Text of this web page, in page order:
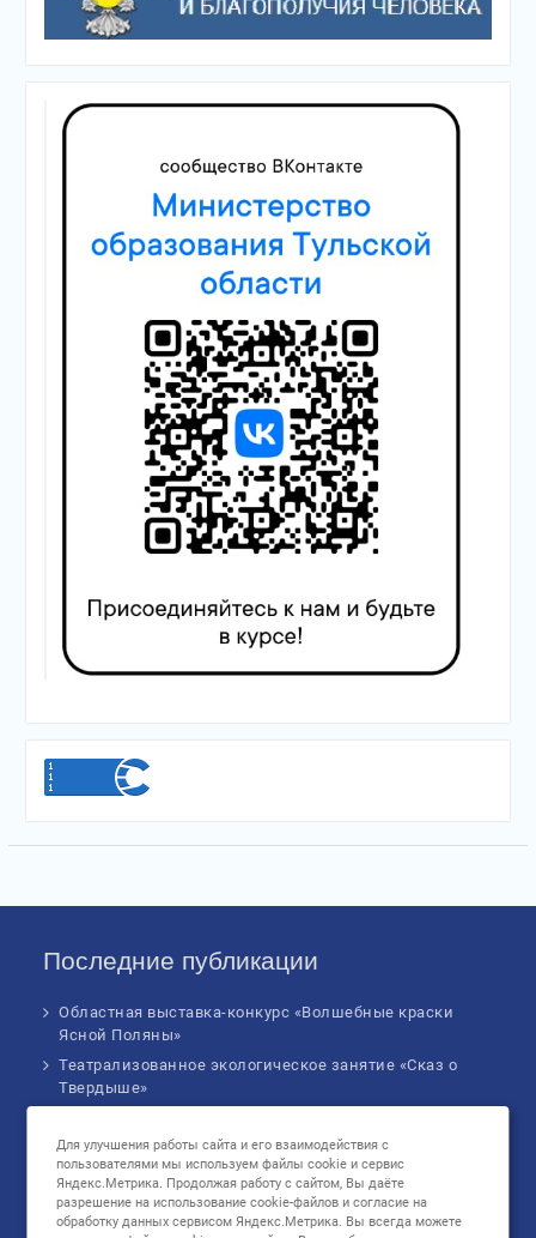
Последние публикации
Областная выставка-конкурс «Волшебные краски
Ясной Поляны»
Театрализованное экологическое занятие «Сказ о
Твердыше»
форума
Музыкальное бинго!
Познавательное занятие «В сердце России: флаг
родной страны», посвященное Дню
Для улучшения работы сайта и его взаимодействия с
пользователями мы используем файлы cookie и сервис
Яндекс.Метрика. Продолжая работу с сайтом, Вы даёте
разрешение на использование cookie-файлов и согласие на
обработку данных сервисом Яндекс.Метрика. Вы всегда можете